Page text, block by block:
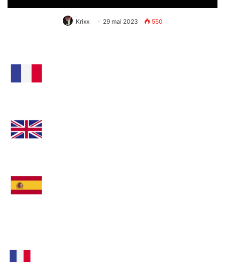
Krixx 29 mai 2023 550